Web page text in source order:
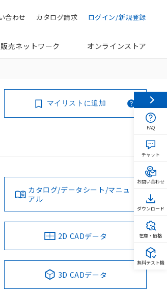
ログイン/新規登録
カタログ請求
合わせ
販売ネットワーク オンラインストア
マイリストに追加
カタログ/データシート/マニュ
アル
2D CADデータ
3D CADデータ
FAQ
チャット
お問い合わせ
ダウンロード
在庫・価格
無料テスト機